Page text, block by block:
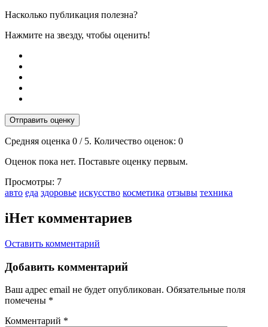
Насколько публикация полезна?
Нажмите на звезду, чтобы оценить!
Отправить оценку
Средняя оценка 0 / 5. Количество оценок: 0
Оценок пока нет. Поставьте оценку первым.
Просмотры: 7
Тэги:
авто еда здоровье искусство косметика отзывы техника
iНет комментариев
Оставить комментарий
Добавить комментарий
Ваш адрес email не будет опубликован. Обязательные поля
помечены *
Комментарий *